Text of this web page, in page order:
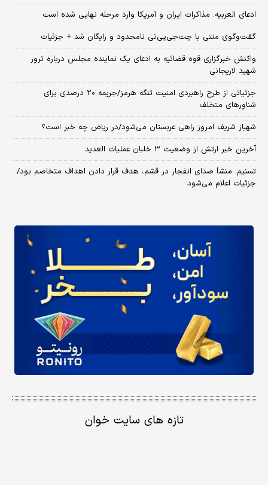
ادعای العربیه: مذاکرات ایران و آمریکا وارد مرحله نهایی شده است
گفت‌وگوی متنی با چت‌جی‌پی‌تی نامحدود و رایگان شد + جزئیات
واکنش خبرگزاری قوه قضائیه به ادعای یک نماینده مجلس درباره ترور
شهید لاریجانی
جزئیاتی از طرح راهبردی امنیت تنگه هرمز/جریمه ۲۰ درصدی برای
شناورهای متخلف
شهباز شریف امروز راهی عربستان می‌شود/در ریاض چه خبر است؟
آخرین خبر ارتش از وضعیت ۳ خلبان عملیات العدید
تسنیم: منشأ صدای انفجار در قشم، هدف قرار دادن اهداف متخاصم بود/
جزئیات اعلام می‌شود
تازه های سایت خوان